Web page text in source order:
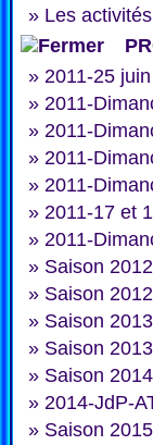
» Les
» 2011-25 juin
» 2011-
» 2011-
» 2011-
» 2011-
» 2011-17 et
» 2011-
» Saison 2012
» Saison
» Saison 2013
» Saison
» Saison 2014
» 2014-JdP-
» Saison 2015